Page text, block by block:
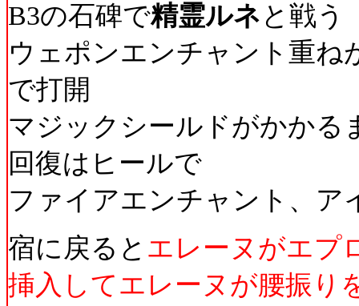
B3の石碑で精霊ルネ と戦う
ウェポンエンチャント重ね
で打開
マジックシールドがかかる
回復はヒールで
ファイアエンチャント、ア
宿に戻ると エレーヌがエプ
挿入してエレーヌが腰振り